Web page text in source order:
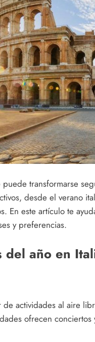
transformarse
desde el verano
En este artículo te
y preferencias.
del año en
actividades al aire
ofrecen